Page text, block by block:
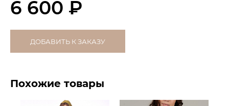
6 600 ₽
ДОБАВИТЬ К ЗАКАЗУ
Похожие товары